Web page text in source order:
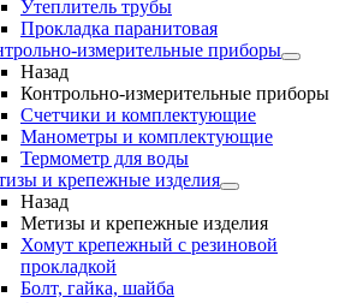
Утеплитель трубы
Прокладка паранитовая
измерительные приборы
Назад
Контрольно-измерительные приборы
Счетчики и комплектующие
Манометры и комплектующие
Термометр для воды
и крепежные изделия
Назад
Метизы и крепежные изделия
Хомут крепежный с резиновой
прокладкой
Болт, гайка, шайба